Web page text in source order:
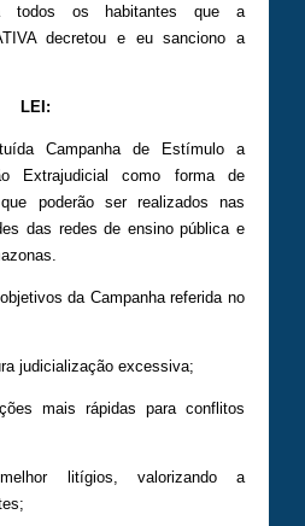
todos os habitantes que a
decretou e eu sanciono a
LEI:
Campanha de Estímulo a
Extrajudicial como forma de
poderão ser realizados nas
das redes de ensino pública e
da Campanha referida no
judicialização excessiva;
mais rápidas para conflitos
litígios, valorizando a